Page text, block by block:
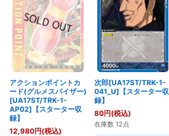
アクションポイントカ
ード(グルメスパイザー)
[UA17ST/TRK-1-
AP02]【スターター収
録】
12,980円(税込)
次郎[UA17ST/TRK-1-
041_U]【スターター収
録】
80円(税込)
在庫数 12点